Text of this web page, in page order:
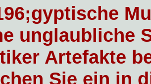
unglaubliche
Artefakte
Sie ein in